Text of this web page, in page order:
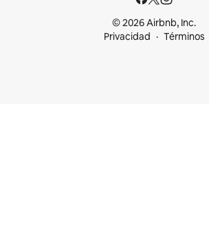
© 2026 Airbnb, Inc.
Privacidad
Términos